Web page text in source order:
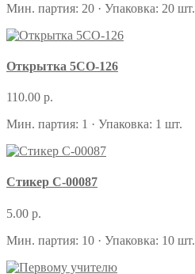
Мин. партия: 20 · Упаковка: 20 шт.
Открытка 5СО-126
110.00 р.
Мин. партия: 1 · Упаковка: 1 шт.
Стикер С-00087
5.00 р.
Мин. партия: 10 · Упаковка: 10 шт.